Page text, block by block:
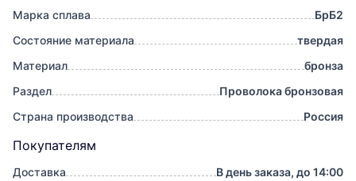
Марка сплава
БрБ2
Состояние материала
твердая
Материал
бронза
Раздел
Проволока бронзовая
Страна производства
Россия
Покупателям
Доставка
В день заказа, до 14:00